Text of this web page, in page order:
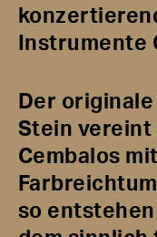
Instrumente
Der
Stein vereint
Cembalos
so